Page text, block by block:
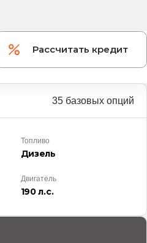
Рассчитать кредит
35 базовых опций
Топливо
Дизель
Двигатель
190 л.с.